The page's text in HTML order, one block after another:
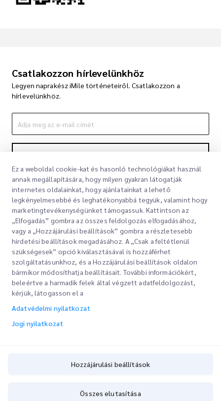
Csatlakozzon hírlevelünkhöz
Legyen naprakész iMile történeteiről. Csatlakozzon a
hírlevelünkhöz.
A feliratkozással elfogadja Adatvédelmi nyilatkozatunkat Adatvédelmi
nyilatkozat
Gyorslinkek
Irodahelyek
Ajánlatkérés
Vállalati
Rólunk
Szolgáltatásaink
Hozzájárulási beállítások
Ez a weboldal cookie-kat és hasonló technológiákat használ
annak megállapítására, hogy milyen gyakran látogatják
internetes oldalainkat, hogy ajánlatainkat a lehető
legkényelmesebbé és leghatékonyabbá tegyük, valamint hogy
marketingtevékenységünket támogassuk. Kattintson az
„Elfogadás” gombra az összes feldolgozás elfogadásához,
vagy a „Hozzájárulási beállítások” gombra a részletesebb
hirdetési beállítások megadásához. A „Csak a feltétlenül
szükségesek” opció kiválasztásával is hozzáférhet
szolgáltatásunkhoz, és a Hozzájárulási beállítások oldalon
bármikor módosíthatja beállításait. További információkért,
beleértve a harmadik felek által végzett adatfeldolgozást,
kérjük, látogasson el a
Adatvédelmi nyilatkozat
Jogi nyilatkozat
Hozzájárulási beállítások
Összes elutasítása